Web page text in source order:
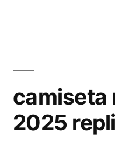
camiseta
2025